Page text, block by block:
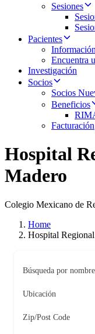
Sesiones
Pacientes
Encuentra
Investigación
Socios
Socios
Beneficios
Facturación
Hospital
Madero
Colegio Mexicano de
Home
Hospital
Búsqueda por nombre
Ubicación
Zip/Post Code